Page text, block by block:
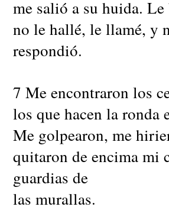
me salió a su huida. Le
no le hallé, le llamé, y
respondió.
7 Me encontraron los
los que hacen la ronda
Me golpearon, me
quitaron de encima mi
guardias de
las murallas.